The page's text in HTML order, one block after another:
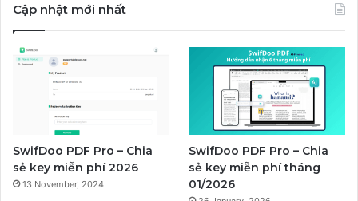
Cập nhật mới nhất
SwifDoo PDF Pro – Chia
sẻ key miễn phí 2026
13 November, 2024
SwifDoo PDF Pro – Chia
sẻ key miễn phí tháng
01/2026